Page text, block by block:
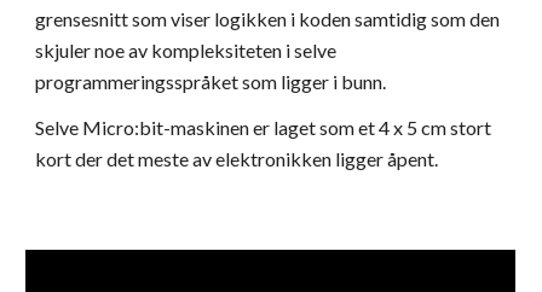
grensesnitt som viser logikken i koden samtidig som den
skjuler noe av kompleksiteten i selve
programmeringsspråket som ligger i bunn.
Selve Micro:bit-maskinen er laget som et 4 x 5 cm stort
kort der det meste av elektronikken ligger åpent.